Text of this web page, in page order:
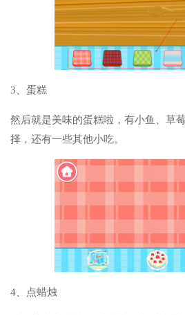
3、蛋糕
然后就是美味的蛋糕啦，有小鱼、草
择，还有一些其他小吃。
4、点蜡烛